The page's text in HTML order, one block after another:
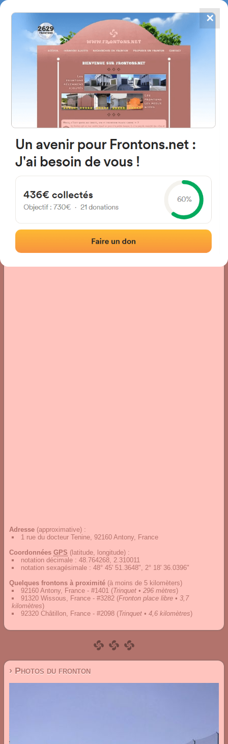
FRONTONS.NET
RECHERCHER UN FRONTON
PROPOSER UN FRONTON
4867
frontons
92160 Antony, France
Photos Commentaires et avis
Adresse (approximative) :
1 rue du docteur Tenine, 92160 Antony, France
Coordonnées GPS (latitude, longitude) :
notation décimale : 48.764268, 2.310011
notation sexagésimale : 48° 45' 51.3648", 2° 18' 36.0396"
Quelques frontons à proximité (à moins de 5 kilomèters)
92160 Antony, France - #1401 (Trinquet • 296 mètres)
91320 Wissous, France - #3282 (Fronton place libre • 3,7
kilomètres)
92320 Châtillon, France - #2098 (Trinquet • 4,6 kilomètres)
› Photos du fronton
✕